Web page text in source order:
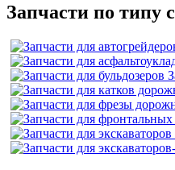
Запчасти по типу